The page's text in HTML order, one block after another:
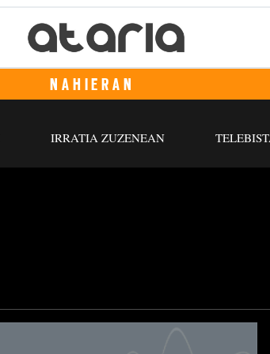
NAHIERAN
IRRATIA ZUZENEAN